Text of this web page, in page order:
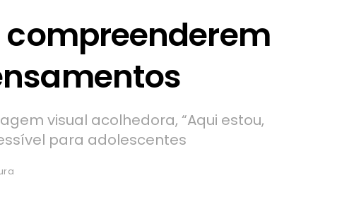
compreenderem
visual acolhedora, “Aqui estou,
para adolescentes